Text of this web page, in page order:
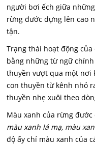
người bơi ếch giữa
rừng đước dựng lên cao
tận.
Trạng thái hoạt động
bằng những từ ngữ
thuyền vượt qua một nơi
con thuyền từ kênh nhỏ
thuyền nhẹ xuôi theo
Màu xanh của rừng
màu xanh lá mạ, màu
độ ấy chỉ màu xanh của